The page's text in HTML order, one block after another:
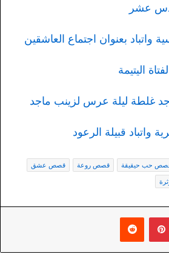
عشر
بعنوان اجتماع العاشقين
اليتيمة
غلطة ليلة عرس لزينب ماجد
قبيلة الرعود
حب حيقيقة قصص روعة
قصص عشق
بينتيريست